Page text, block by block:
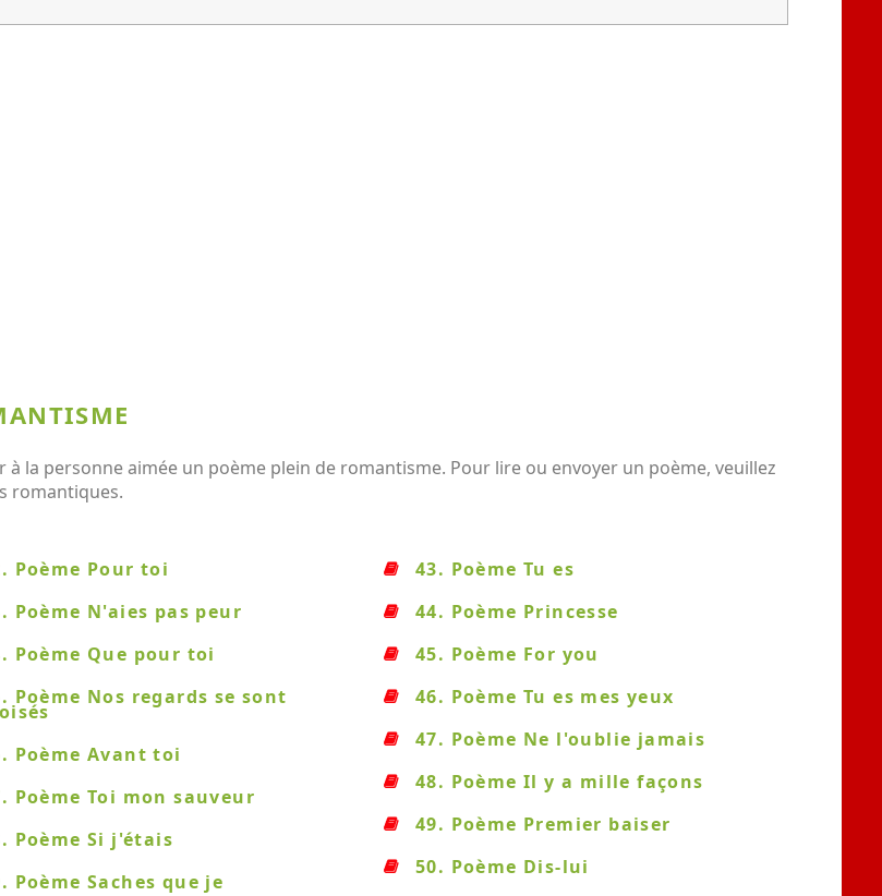
la personne aimée un poème plein de romantisme. Pour lire ou envoyer un poème, veuillez
romantiques.
Poème Pour toi
Poème N'aies pas peur
Poème Que pour toi
Poème Nos regards se sont
Poème Avant toi
Poème Toi mon sauveur
Poème Si j'étais
Poème Saches que je
43. Poème Tu es
44. Poème Princesse
45. Poème For you
46. Poème Tu es mes yeux
47. Poème Ne l'oublie jamais
48. Poème Il y a mille façons
49. Poème Premier baiser
50. Poème Dis-lui